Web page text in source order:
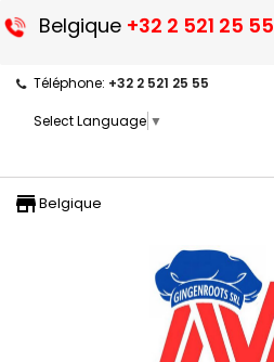
Belgique +32 2 521 25 55
Téléphone: +32 2 521 25 55
Select Language ▼
storefront
Belgique